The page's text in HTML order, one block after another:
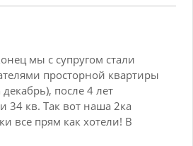
мы с супругом стали
просторной квартиры
после 4 лет
34 кв. Так вот наша 2ка
все прям как хотели! В